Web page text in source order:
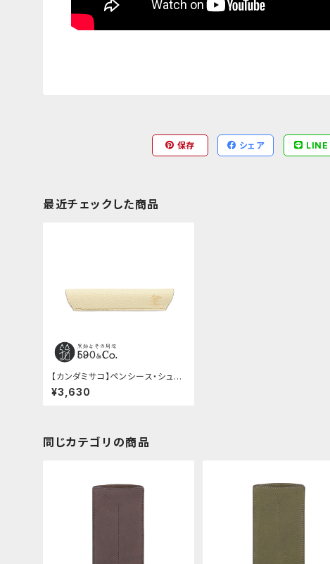
保存 シェア LINE
最近チェックした商品
【カンダミサコ】ペンシース・シュラ
ンケンカーフ (エッグシェル)
¥3,630
同じカテゴリの商品